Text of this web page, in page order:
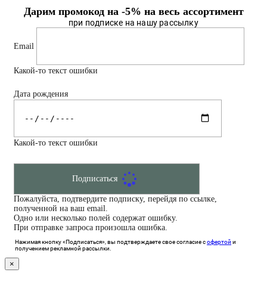
Дарим промокод на -5% на весь ассортимент
при подписке на нашу рассылку
Email
Какой-то текст ошибки
Дата рождения
Какой-то текст ошибки
Подписаться
Пожалуйста, подтвердите подписку, перейдя по ссылке,
полученной на ваш email.
Одно или несколько полей содержат ошибку.
При отправке запроса произошла ошибка.
Нажимая кнопку «Подписаться», вы подтверждаете свое согласие софертой и
получением рекламной рассылки.
×